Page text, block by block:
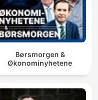
Børsmorgen &
Økonominyhetene